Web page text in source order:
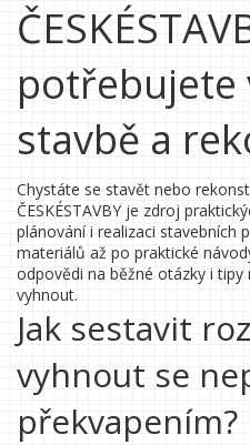
potřebujete
stavbě a
Chystáte se stavět nebo
ČESKÉSTAVBY je zdroj
plánování i realizaci stavebních
materiálů až po praktické
odpovědi na běžné otázky i tipy
vyhnout.
Jak sestavit
vyhnout se
překvapením?